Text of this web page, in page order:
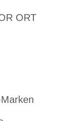
ORT